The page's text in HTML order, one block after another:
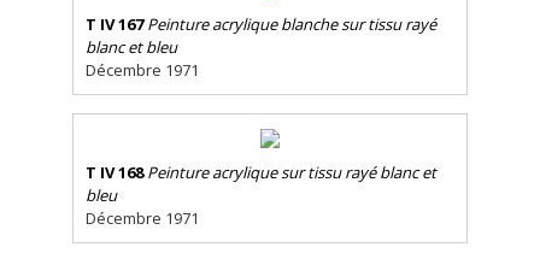
T IV 167 Peinture acrylique blanche sur tissu rayé
blanc et bleu
Décembre 1971
T IV 168 Peinture acrylique sur tissu rayé blanc et
bleu
Décembre 1971